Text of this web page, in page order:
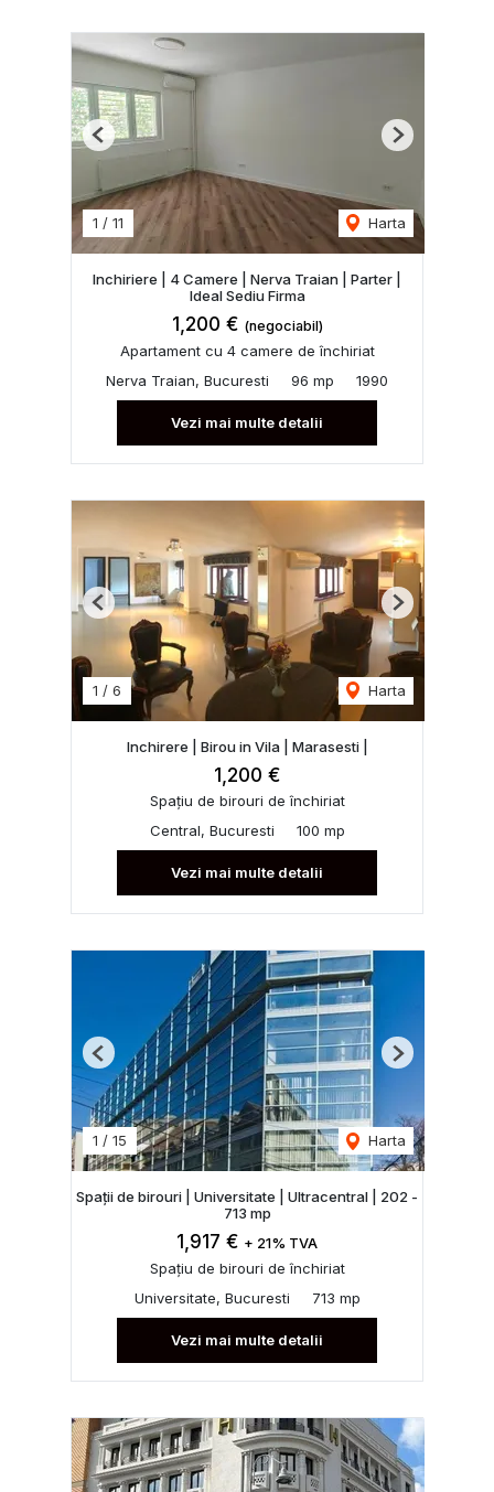
1 / 11 Harta
Previous Next
Inchiriere | 4 Camere | Nerva Traian | Parter |
Ideal Sediu Firma
1,200 € (negociabil)
Apartament cu 4 camere de închiriat
Nerva Traian, Bucuresti
96 mp 1990
Vezi mai multe detalii
1 / 6 Harta
Previous Next
Inchirere | Birou in Vila | Marasesti |
1,200 €
Spațiu de birouri de închiriat
Central, Bucuresti
100 mp
Vezi mai multe detalii
1 / 15 Harta
Previous Next
Spații de birouri | Universitate | Ultracentral | 202 -
713 mp
1,917 € + 21% TVA
Spațiu de birouri de închiriat
Universitate, Bucuresti
713 mp
Vezi mai multe detalii